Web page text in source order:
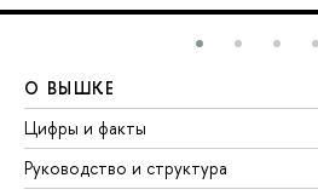
О ВЫШКЕ
Цифры и факты
Руководство и структура